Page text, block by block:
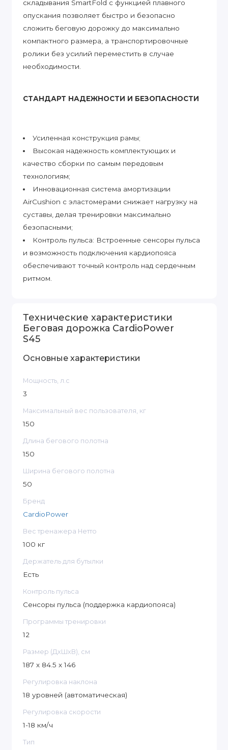
складывания SmartFold с функцией плавного
опускания позволяет быстро и безопасно
сложить беговую дорожку до максимально
компактного размера, а транспортировочные
ролики без усилий переместить в случае
необходимости.
СТАНДАРТ НАДЕЖНОСТИ И БЕЗОПАСНОСТИ
Усиленная конструкция рамы;
Высокая надежность комплектующих и
качество сборки по самым передовым
технологиям;
Инновационная система амортизации
AirCushion с эластомерами снижает нагрузку на
суставы, делая тренировки максимально
безопасными;
Контроль пульса: Встроенные сенсоры пульса
и возможность подключения кардиопояса
обеспечивают точный контроль над сердечным
ритмом.
Технические характеристики
Беговая дорожка CardioPower
S45
Основные характеристики
Мощность, л.с
3
Максимальный вес пользователя, кг
150
Длина бегового полотна
150
Ширина бегового полотна
50
Бренд
CardioPower
Вес тренажера Нетто
100 кг
Держатель для бутылки
Есть
Контроль пульса
Сенсоры пульса (поддержка кардиопояса)
Программы тренировки
12
Размер (ДxШxВ), см
187 х 84.5 х 146
Регулировка наклона
18 уровней (автоматическая)
Регулировка скорости
1-18 км/ч
Тип